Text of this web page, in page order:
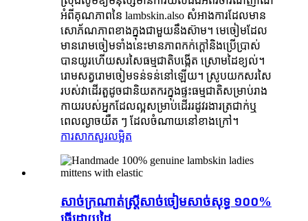
អំពីគុណភាពនៃ lambskin.also សំអាងការដែលមាន
សោភ័ណភាពខាងក្នុងជាមួយនឹងស៊ាម។ មេចៀមដែល
មានរោមចៀមទាំងនេះមានភាពកក់ក្តៅនិងប្រើប្រាស់
បានយូរហើយសរសៃធម្មជាតិបង្កើត ស្រោមដៃខ្យល់។
រោមសត្វរោមចៀមទន់ទន់នៅឡើយ។ ស្រូបយកសរសៃ
របស់វាដើរតួដូចជានិយតករក្នុងផ្ទះធម្មជាតិសម្រាប់រាង
កាយរបស់អ្នកដែលល្អសម្រាប់ដើររដូវរងារត្រជាក់ឬ
ពេលល្ងាចយឺត ៗ ដែលចំណាយនៅខាងក្រៅ។
ការសាកសួរលម្អិត
សាច់ក្រណាត់ស្ត្រីសាច់ចៀមសាច់សុទ្ធ ១០០%